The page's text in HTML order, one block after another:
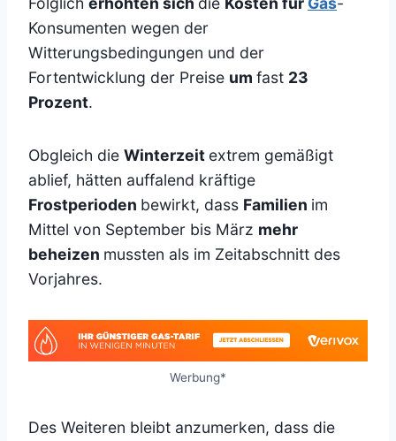
Konsumenten wegen der
Witterungsbedingungen und der
Fortentwicklung der Preise um fast 23
Prozent.
Obgleich die Winterzeit extrem gemäßigt
ablief, hätten auffalend kräftige
Frostperioden bewirkt, dass Familien im
Mittel von September bis März mehr
beheizen mussten als im Zeitabschnitt des
Vorjahres.
Werbung*
Des Weiteren bleibt anzumerken, dass die